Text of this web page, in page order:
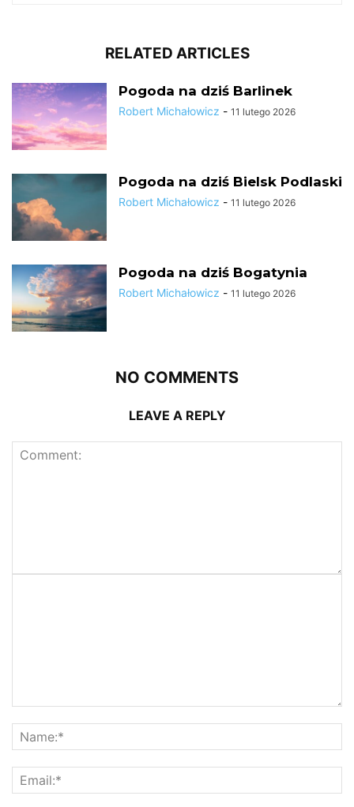
RELATED ARTICLES
Pogoda na dziś Barlinek
Robert Michałowicz - 11 lutego 2026
Pogoda na dziś Bielsk Podlaski
Robert Michałowicz - 11 lutego 2026
Pogoda na dziś Bogatynia
Robert Michałowicz - 11 lutego 2026
NO COMMENTS
LEAVE A REPLY